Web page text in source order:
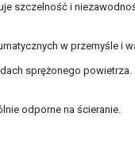
szczelność i
w przemyśle i
sprężonego powietrza.
odporne na ścieranie.